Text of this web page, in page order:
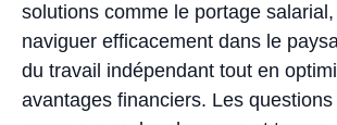
solutions comme le portage
naviguer efficacement dans le
du travail indépendant tout en
avantages financiers. Les